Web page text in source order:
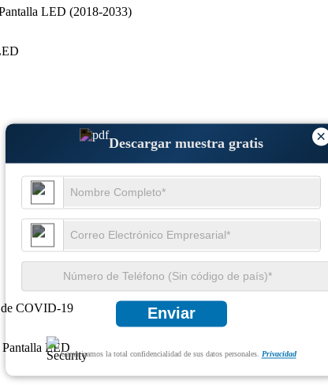
×
Descargar muestra gratis
Enviar
Garantizamos la total confidencialidad de sus datos personales. Privacidad
LED (2018-2033)
de COVID-19
LED